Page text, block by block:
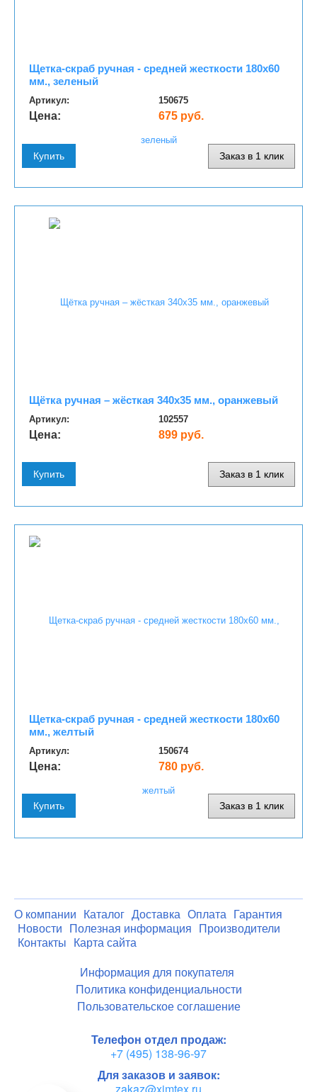
Щетка-скраб ручная - средней жесткости 180х60
мм., зеленый
Артикул: 150675
Цена: 675 руб.
Купить Заказ в 1 клик
Щётка ручная – жёсткая 340х35 мм., оранжевый
Артикул: 102557
Цена: 899 руб.
Купить Заказ в 1 клик
Щетка-скраб ручная - средней жесткости 180х60
мм., желтый
Артикул: 150674
Цена: 780 руб.
Купить Заказ в 1 клик
О компании Каталог Доставка Оплата
Гарантия
Новости
Полезная информация
Производители
Контакты
Карта сайта
Информация для покупателя
Политика конфиденциальности
Пользовательское соглашение
Телефон отдел продаж:
+7 (495) 138-96-97
Для заказов и заявок:
zakaz@ximtex.ru